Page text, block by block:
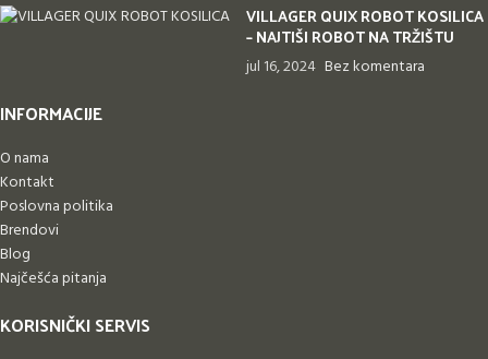
VILLAGER QUIX ROBOT KOSILICA
– NAJTIŠI ROBOT NA TRŽIŠTU
jul 16, 2024 Bez komentara
INFORMACIJE
O nama
Kontakt
Poslovna politika
Brendovi
Blog
Najčešća pitanja
KORISNIČKI SERVIS